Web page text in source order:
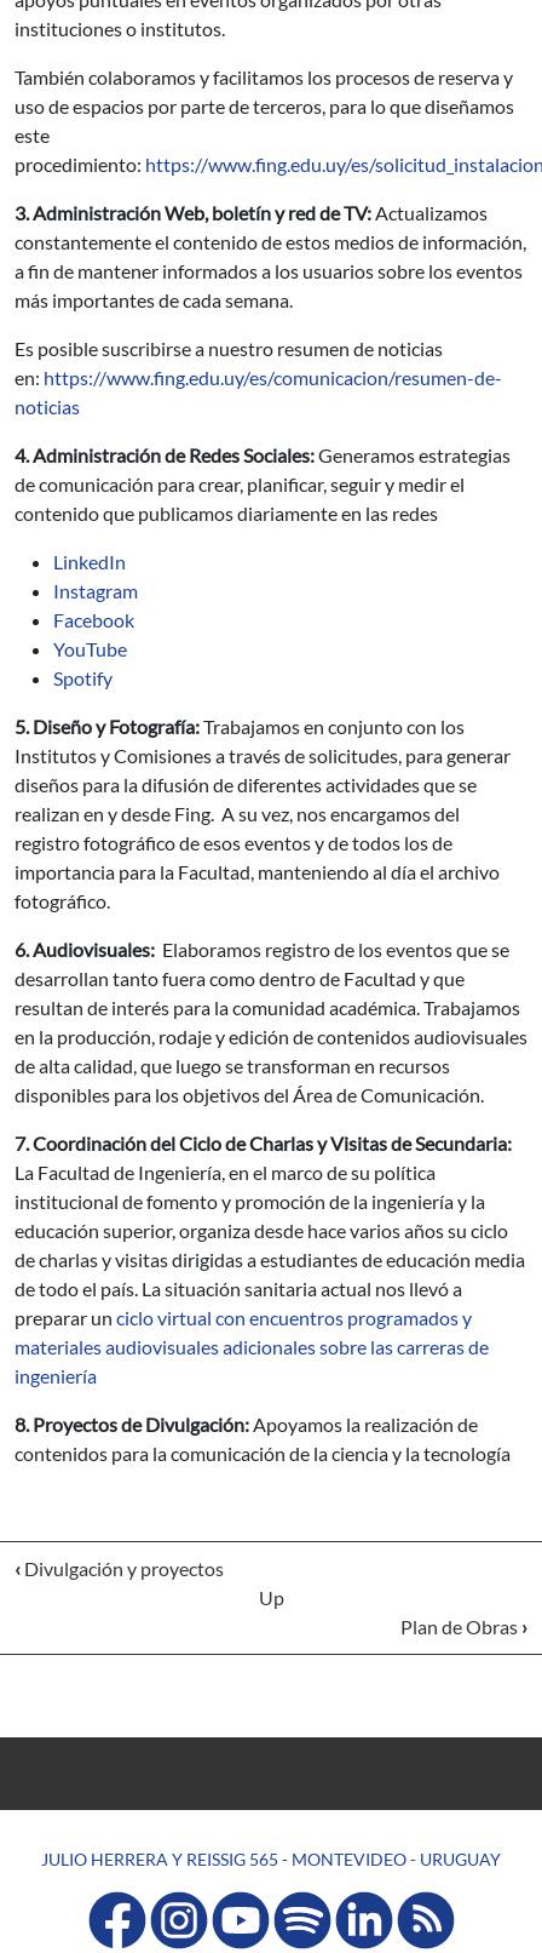
instituciones o institutos.
También colaboramos y facilitamos los procesos de reserva y
uso de espacios por parte de terceros, para lo que diseñamos
este
procedimiento: https://www.fing.edu.uy/es/
3. Administración Web, boletín y red de TV:Actualizamos
constantemente el contenido de estos medios de información,
a fin de mantener informados a los usuarios sobre los eventos
más importantes de cada semana.
Es posible suscribirse a nuestro resumen de noticias
en: https://www.fing.edu.uy/es/comunicacion/resumen-de-
noticias
4. Administración de Redes Sociales:Generamos estrategias
de comunicación para crear, planificar, seguir y medir el
contenido que publicamos diariamente en las redes
LinkedIn
Instagram
Facebook
YouTube
Spotify
5. Diseño y Fotografía:Trabajamos en conjunto con los
Institutos y Comisiones a través de solicitudes, para generar
diseños para la difusión de diferentes actividades que se
realizan en y desde Fing. A su vez, nos encargamos del
registro fotográfico de esos eventos y de todos los de
importancia para la Facultad, manteniendo al día el archivo
fotográfico.
6. Audiovisuales: Elaboramos registro de los eventos que se
desarrollan tanto fuera como dentro de Facultad y que
resultan de interés para la comunidad académica. Trabajamos
en la producción, rodaje y edición de contenidos audiovisuales
de alta calidad, que luego se transforman en recursos
disponibles para los objetivos del Área de Comunicación.
7. Coordinación del Ciclo de Charlas y Visitas de Secundaria:
La Facultad de Ingeniería, en el marco de su política
institucional de fomento y promoción de la ingeniería y la
educación superior, organiza desde hace varios años su ciclo
de charlas y visitas dirigidas a estudiantes de educación media
de todo el país. La situación sanitaria actual nos llevó a
preparar un ciclo virtual con encuentros programados y
materiales audiovisuales adicionales sobre las carreras de
ingeniería
8. Proyectos de Divulgación:Apoyamos la realización de
contenidos para la comunicación de la ciencia y la tecnología
‹ Divulgación y proyectos
Up
Plan de Obras ›
JULIO HERRERA Y REISSIG 565 - MONTEVIDEO - URUGUAY